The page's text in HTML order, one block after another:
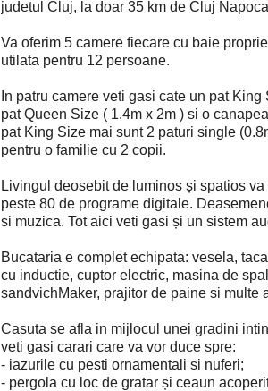
judetul Cluj, la doar 35 km de Cluj
Va oferim 5 camere fiecare cu baie
utilata pentru 12 persoane.
In patru camere veti gasi cate un pat
pat Queen Size ( 1.4m x 2m ) si o
pat King Size mai sunt 2 paturi single
pentru o familie cu 2 copii.
Livingul deosebit de luminos și spatios
peste 80 de programe digitale.
si muzica. Tot aici veti gasi și un sistem
Bucataria e complet echipata: vesela,
cu inductie, cuptor electric, masina de
sandvichMaker, prajitor de paine si multe
Casuta se afla in mijlocul unei gradini
veti gasi carari care va vor duce spre:
- iazurile cu pesti ornamentali si nuferi;
- pergola cu loc de gratar și ceaun